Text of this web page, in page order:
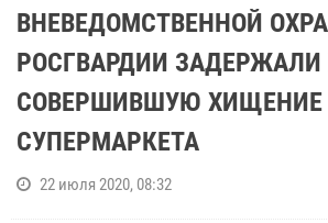
ВНЕВЕДОМСТВЕННОЙ
РОСГВАРДИИ
СОВЕРШИВШУЮ ХИЩЕНИЕ
СУПЕРМАРКЕТА
22 июля 2020, 08:32